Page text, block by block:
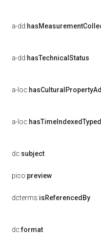
a-dd:
a-dd:hasTechnicalStatus
a-loc:
a-loc:
dc:subject
pico:preview
dcterms:isReferencedBy
dc:format